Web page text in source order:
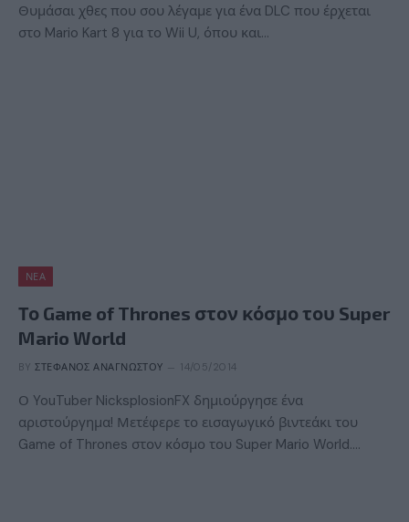
Θυμάσαι χθες που σου λέγαμε για ένα DLC που έρχεται
στο Mario Kart 8 για το Wii U, όπου και…
ΝΈΑ
Το Game of Thrones στον κόσμο του Super
Mario World
BY ΣΤΈΦΑΝΟΣ ΑΝΑΓΝΏΣΤΟΥ 14/05/2014
Ο YouTuber NicksplosionFX δημιούργησε ένα
αριστούργημα! Μετέφερε το εισαγωγικό βιντεάκι του
Game of Thrones στον κόσμο του Super Mario World.…